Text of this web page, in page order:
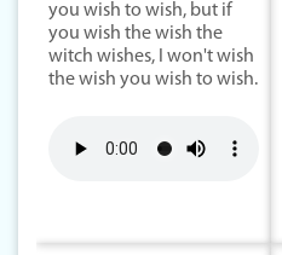
you wish to wish, but if
you wish the wish the
witch wishes, I won't wish
the wish you wish to wish.